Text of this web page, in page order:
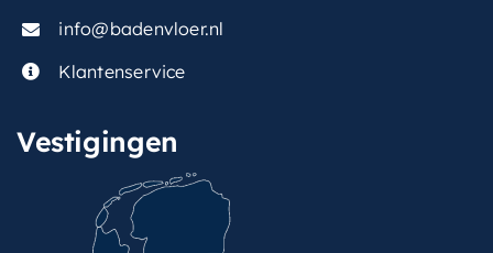
info@badenvloer.nl
Klantenservice
Vestigingen